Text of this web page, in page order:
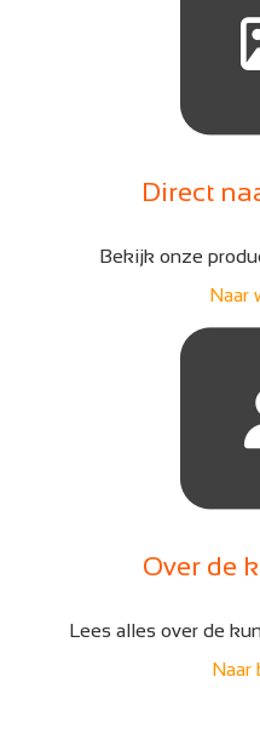
Direct
Bekijk onze
Naar
Over de
Lees alles over de
Naar